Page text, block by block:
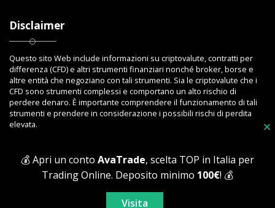
×
💰 Apri un conto AvaTrade, scelta TOP in Italia per
Trading Online. Deposito minimo 100€! 💰
Visita
Disclaimer
Questo sito Web include informazioni su criptovalute, contratti per
differenza (CFD) e altri strumenti finanziari nonché broker, borse e
altre entità che negoziano con tali strumenti. Sia le criptovalute che i
CFD sono strumenti complessi e comportano un alto rischio di
perdere denaro. È importante comprendere il funzionamento di tali
strumenti e prendere in considerazione i possibili rischi di perdita
elevata.
Copyright © 2023 Toptrading.org - Edito da ViboBet - Sede legale: Via
Ipponium 8 - 89853 San Gregorio D'Ippona (VV) - P.IVA 03393810795 -
All Rights Reserved.